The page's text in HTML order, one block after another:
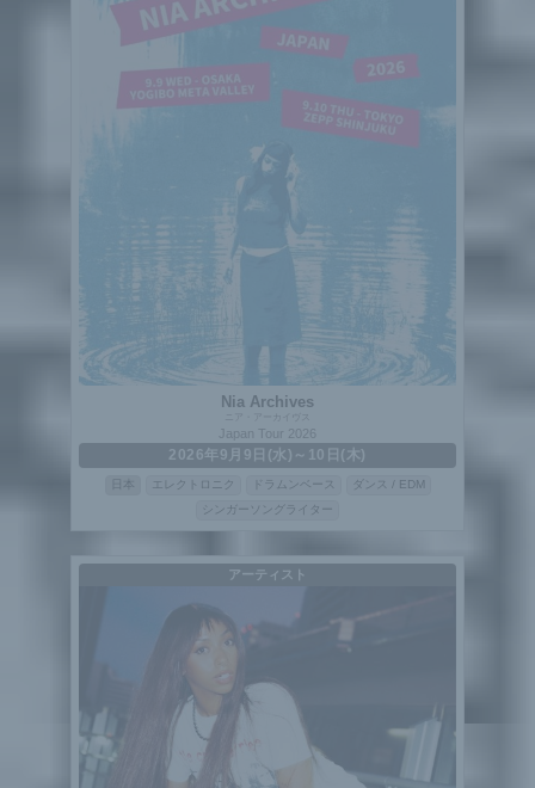
Nia Archives
Japan Tour 2026
2026年9月9日(水)～10日(木)
エレクトロニク ドラムンベース
ダンス / EDM
シンガーソングライター
アーティスト